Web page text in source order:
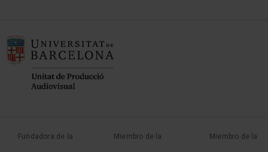
Fundadora de la Miembro de la Miembro de la